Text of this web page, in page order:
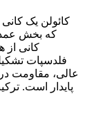
کائولن یک
که بخش
کانی
فلدسپات
عالی، مقاومت